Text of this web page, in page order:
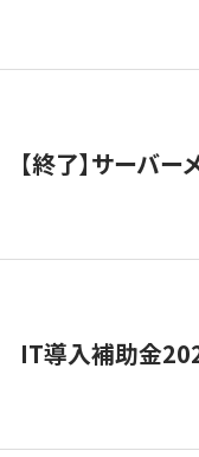
【終了】サーバ
IT導入補助金